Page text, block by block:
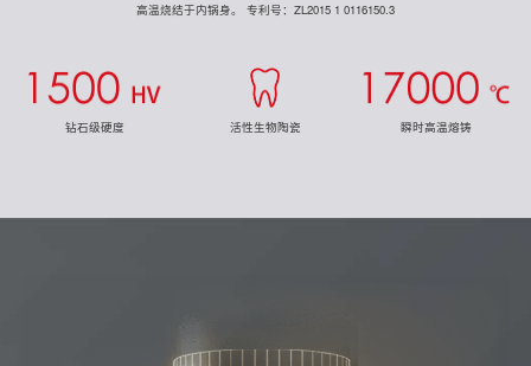
高温烧结于内锅身。
专利号：ZL2015 1 0116150.3
钻石级硬度 活性生物陶瓷 瞬时高温熔铸